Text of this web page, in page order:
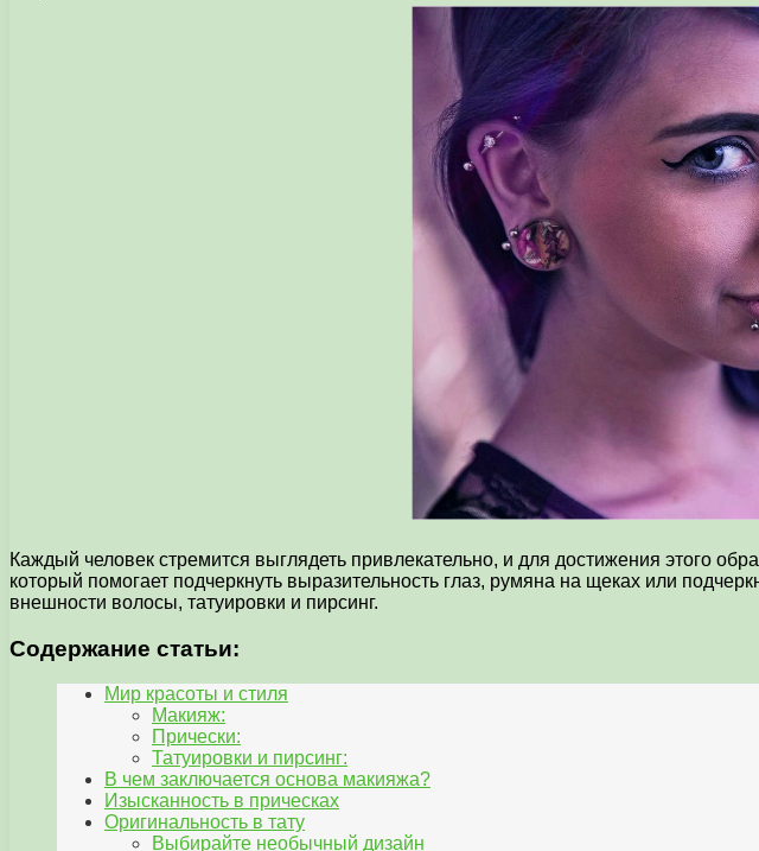
Каждый человек стремится выглядеть привлекательно, и для достижения этого
который помогает подчеркнуть выразительность глаз, румяна на щеках или
внешности волосы, татуировки и пирсинг.
Содержание статьи:
Мир красоты и стиля
Макияж:
Прически:
Татуировки и пирсинг:
В чем заключается основа макияжа?
Изысканность в прическах
Оригинальность в тату
Выбирайте необычный дизайн